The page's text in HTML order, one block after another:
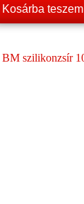
Kosárba teszem